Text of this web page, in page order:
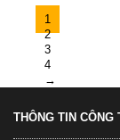
1
2
3
4
→
THÔNG TIN CÔNG